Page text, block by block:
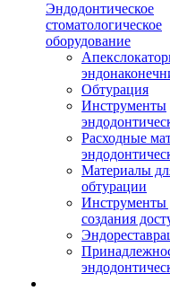
Эндодонтическое
стоматологическое
оборудование
Обтурация
Инструменты
Расходные
Материалы
обтурации
Инструменты
создания